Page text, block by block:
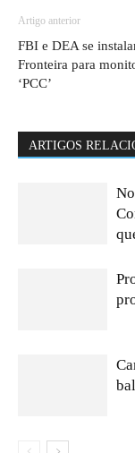
Artigo anterior
FBI e DEA se
Fronteira para
‘PCC’
ARTIGOS